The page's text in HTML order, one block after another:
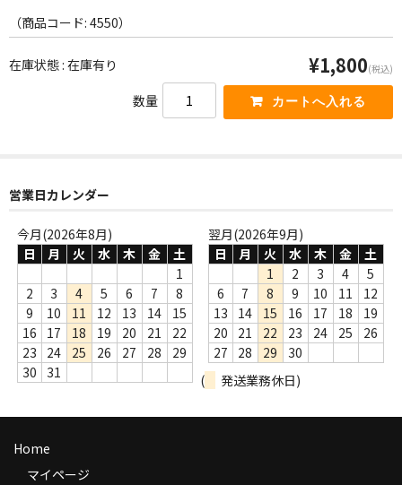
Webのみ no.4
お支払い方法
返品
Privacy Policy
特定商取引法に基づく表示
ヤ
ー
（商品コード: 4550）
在庫状態 : 在庫有り ¥1,800(税込)
数量
営業日カレンダー
今月(2026年8月)
日
月 火 水 木 金
土
1
2
3 4 5 6 7
8
9
10 11 12 13 14
15
16
17 18 19 20 21
22
23
24 25 26 27 28
29
30
31
翌月(2026年9月)
日
月 火 水 木 金
土
1
2 3 4
5
6
7 8 9 10 11
12
13
14 15 16 17 18
19
20
21 22 23 24 25
26
27
28 29
30
(
発送業務休日)
Home
マイページ